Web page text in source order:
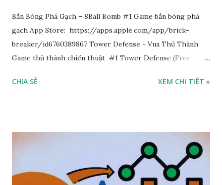
Bắn Bóng Phá Gạch – 8Ball Bomb #1 Game bắn bóng phá
gạch App Store: https://apps.apple.com/app/brick-
breaker/id6760389867 Tower Defense - Vua Thủ Thành
Game thủ thành chiến thuật #1 Tower Defense (Free
battle/id6757995835 You Tube
Caro ▶ Hàng triệu người đang thi đua trong King Caro -
CHIA SẺ XEM CHI TIẾT »